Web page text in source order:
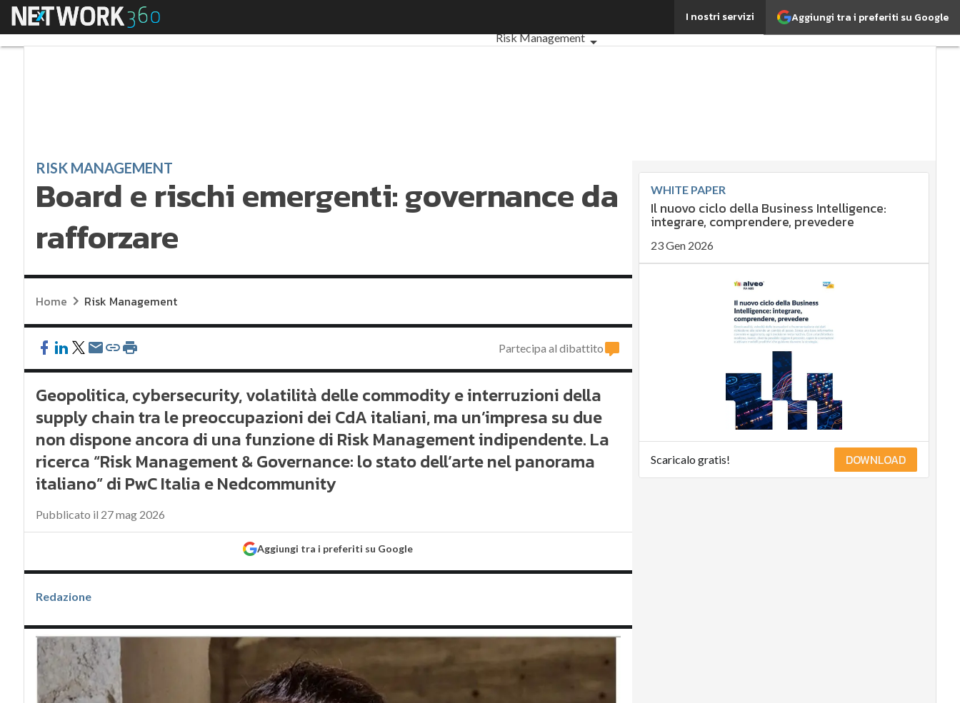
Aggiungi tra i preferiti su Google
I nostri servizi
Menu
EnergyUP
Risk Management
RISK MANAGEMENT
Board e rischi emergenti: governance da
rafforzare
Home Risk Management
Partecipa al dibattito
Geopolitica, cybersecurity, volatilità delle commodity e interruzioni della
supply chain tra le preoccupazioni dei CdA italiani, ma un’impresa su due
non dispone ancora di una funzione di Risk Management indipendente. La
ricerca “Risk Management & Governance: lo stato dell’arte nel panorama
italiano” di PwC Italia e Nedcommunity
Pubblicato il 27 mag 2026
Aggiungi tra i preferiti su Google
Redazione
WHITE PAPER
Il nuovo ciclo della Business Intelligence:
integrare, comprendere, prevedere
23 Gen 2026
Scaricalo gratis! DOWNLOAD